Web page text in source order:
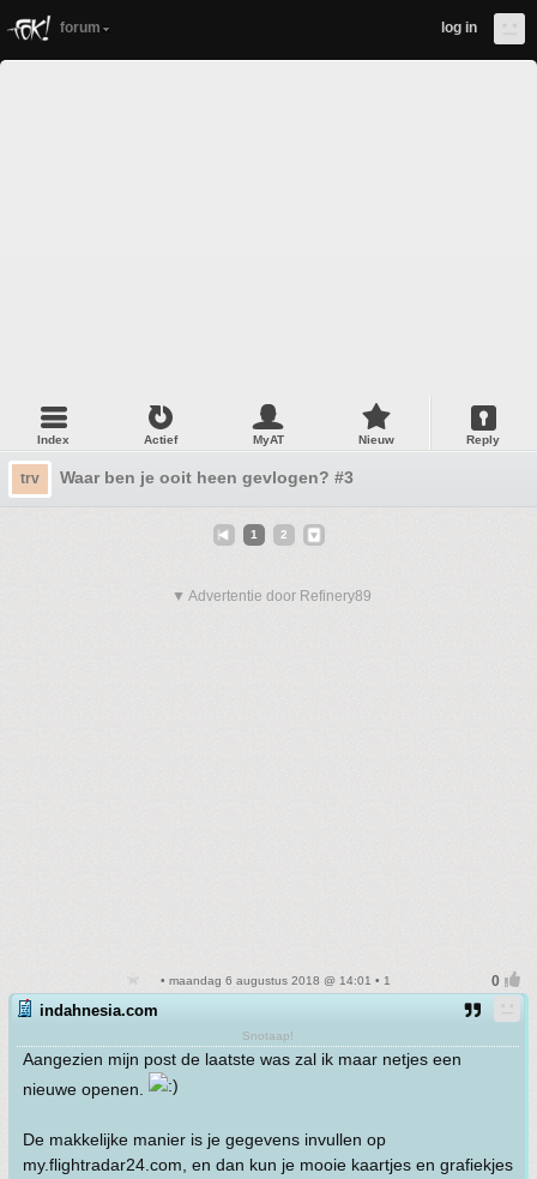
forum log in
Index Actief MyAT Nieuw Reply
trv Waar ben je ooit heen gevlogen? #3
1 2
▼ Advertentie door Refinery89
• maandag 6 augustus 2018 @ 14:01 • 1
indahnesia.com
Snotaap!
Aangezien mijn post de laatste was zal ik maar netjes een
nieuwe openen.
De makkelijke manier is je gegevens invullen op
my.flightradar24.com, en dan kun je mooie kaartjes en grafiekjes